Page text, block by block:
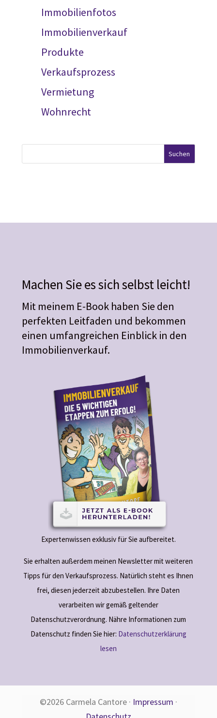
Immobilienfotos
Immobilienverkauf
Produkte
Verkaufsprozess
Vermietung
Wohnrecht
Machen Sie es sich selbst leicht!
Mit meinem E-Book haben Sie den
perfekten Leitfaden und bekommen
einen umfangreichen Einblick in den
Immobilienverkauf.
Expertenwissen exklusiv für Sie aufbereitet.
Sie erhalten außerdem meinen Newsletter mit weiteren
Tipps für den Verkaufsprozess. Natürlich steht es Ihnen
frei, diesen jederzeit abzubestellen. Ihre Daten
verarbeiten wir gemäß geltender
Datenschutzverordnung. Nähre Informationen zum
Datenschutz finden Sie hier: Datenschutzerklärung
lesen
©2026 Carmela Cantore · Impressum ·